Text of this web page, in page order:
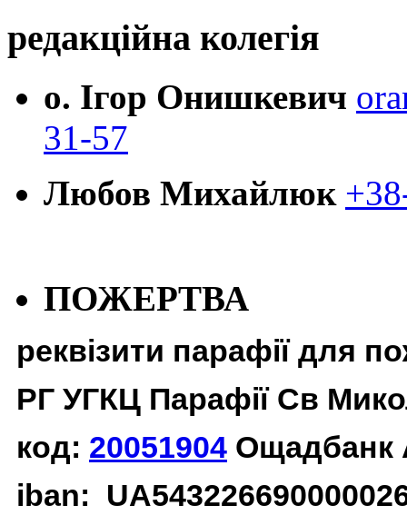
редакційна колегія
о. Ігор Онишкевич
31-57
Любов Михайлюк
ПОЖЕРТВА
реквізити парафії для
РГ УГКЦ Парафії Св
код: 20051904 Ощадбанк
iban: